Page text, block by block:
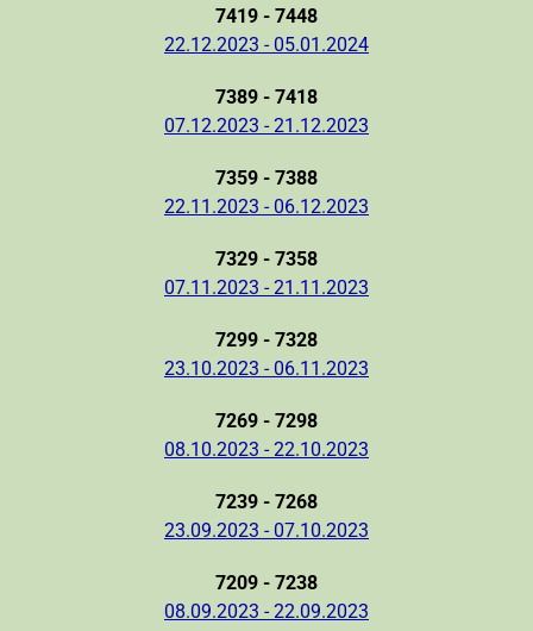
7419 - 7448
22.12.2023 - 05.01.2024
7389 - 7418
07.12.2023 - 21.12.2023
7359 - 7388
22.11.2023 - 06.12.2023
7329 - 7358
07.11.2023 - 21.11.2023
7299 - 7328
23.10.2023 - 06.11.2023
7269 - 7298
08.10.2023 - 22.10.2023
7239 - 7268
23.09.2023 - 07.10.2023
7209 - 7238
08.09.2023 - 22.09.2023